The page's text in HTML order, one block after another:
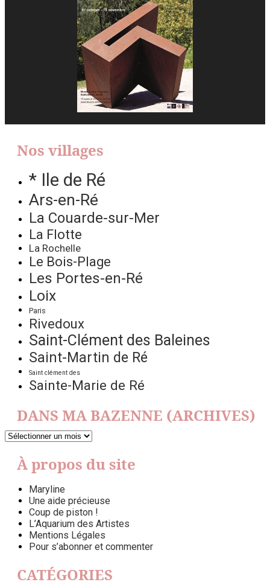
Nos villages
* Ile de Ré
Ars-en-Ré
La Couarde-sur-Mer
La Flotte
La Rochelle
Le Bois-Plage
Les Portes-en-Ré
Loix
Paris
Rivedoux
Saint-Clément des Baleines
Saint-Martin de Ré
Saint clément des
Sainte-Marie de Ré
DANS MA BAZENNE (ARCHIVES)
DANS
BAZENNE
(ARCHIVES)
À propos du site
Maryline
Une aide précieuse
Coup de piston !
L’Aquarium des Artistes
Mentions Légales
Pour s’abonner et commenter
CATÉGORIES